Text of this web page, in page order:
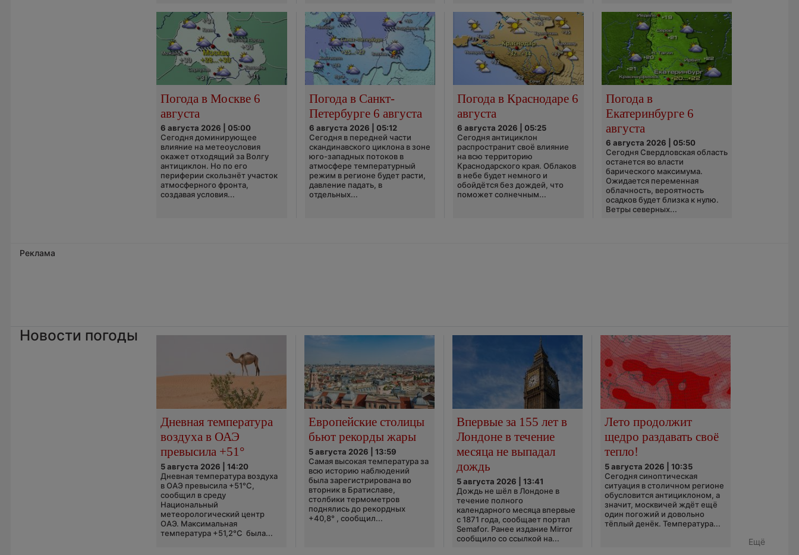
Погода в Москве 6
августа
6 августа 2026 | 05:00
Сегодня доминирующее
влияние на метеоусловия
окажет отходящий за Волгу
антициклон. Но по его
периферии скользнёт участок
атмосферного фронта,
создавая условия...
Погода в Санкт-
Петербурге 6 августа
6 августа 2026 | 05:12
Сегодня в передней части
скандинавского циклона в зоне
юго-западных потоков в
атмосфере температурный
режим в регионе будет расти,
давление падать, в
отдельных...
Погода в Краснодаре 6
августа
6 августа 2026 | 05:25
Сегодня антициклон
распространит своё влияние
на всю территорию
Краснодарского края. Облаков
в небе будет немного и
обойдётся без дождей, что
поможет солнечным...
Погода в
Екатеринбурге 6
августа
6 августа 2026 | 05:50
Сегодня Свердловская область
останется во власти
барического максимума.
Ожидается переменная
облачность, вероятность
осадков будет близка к нулю.
Ветры северных...
Реклама
Новости погоды
Дневная температура
воздуха в ОАЭ
превысила +51°
5 августа 2026 | 14:20
Дневная температура воздуха
в ОАЭ превысила +51°C,
сообщил в среду
Национальный
метеорологический центр
ОАЭ. Максимальная
температура +51,2°C была...
Европейские столицы
бьют рекорды жары
5 августа 2026 | 13:59
Самая высокая температура за
всю историю наблюдений
была зарегистрирована во
вторник в Братиславе,
столбики термометров
поднялись до рекордных
+40,8° , сообщил...
Впервые за 155 лет в
Лондоне в течение
месяца не выпадал
дождь
5 августа 2026 | 13:41
Дождь не шёл в Лондоне в
течение полного
календарного месяца впервые
с 1871 года, сообщает портал
Semafor. Ранее издание Mirror
сообщило со ссылкой на...
Лето продолжит
щедро раздавать своё
тепло!
5 августа 2026 | 10:35
Сегодня синоптическая
ситуация в столичном регионе
обусловится антициклоном, а
значит, москвичей ждёт ещё
один погожий и довольно
тёплый денёк. Температура...
Ещё